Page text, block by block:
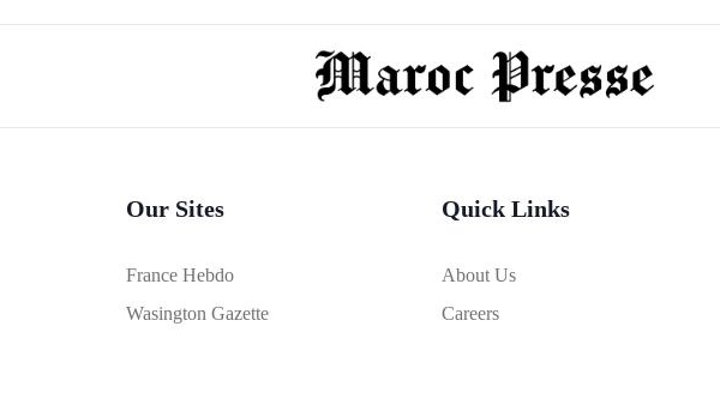
Our Sites
France Hebdo
Wasington Gazette
Quick Links
About Us
Careers